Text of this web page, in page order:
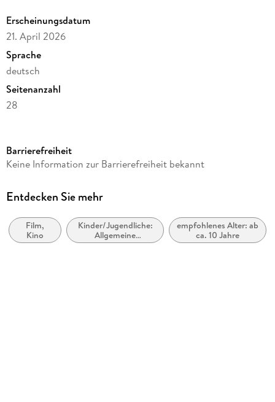
Erscheinungsdatum
21. April 2026
Sprache
deutsch
Seitenanzahl
28
Reihe
Herausgegeben von
Verlag/Hersteller
Heye
Barrierefreiheit
Keine Information zur Barrierefreiheit bekannt
Entdecken Sie mehr
Film,
Kino
Kinder/Jugendliche:
Allgemeine
Interessen:
empfohlenes Alter: ab
ca. 10 Jahre